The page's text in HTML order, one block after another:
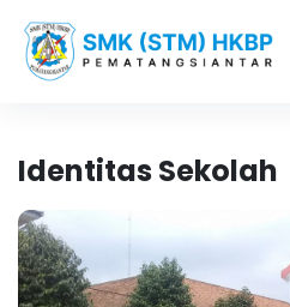
Identitas Sekolah